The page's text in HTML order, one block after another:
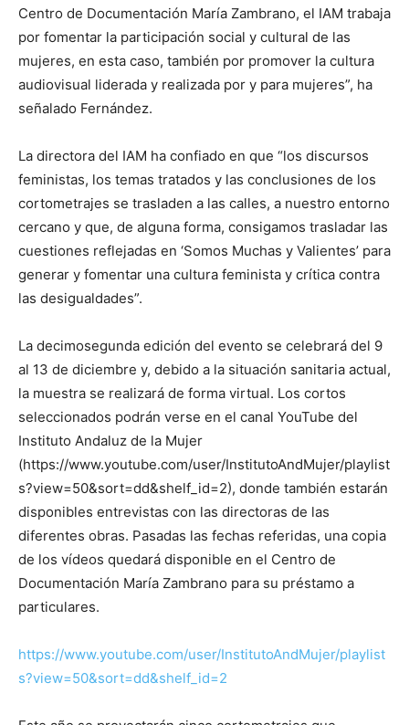
Centro de Documentación María Zambrano, el IAM trabaja
por fomentar la participación social y cultural de las
mujeres, en esta caso, también por promover la cultura
audiovisual liderada y realizada por y para mujeres”, ha
señalado Fernández.
La directora del IAM ha confiado en que “los discursos
feministas, los temas tratados y las conclusiones de los
cortometrajes se trasladen a las calles, a nuestro entorno
cercano y que, de alguna forma, consigamos trasladar las
cuestiones reflejadas en ‘Somos Muchas y Valientes’ para
generar y fomentar una cultura feminista y crítica contra
las desigualdades”.
La decimosegunda edición del evento se celebrará del 9
al 13 de diciembre y, debido a la situación sanitaria actual,
la muestra se realizará de forma virtual. Los cortos
seleccionados podrán verse en el canal YouTube del
Instituto Andaluz de la Mujer
(https://www.youtube.com/user/InstitutoAndMujer/playlist
s?view=50&sort=dd&shelf_id=2), donde también estarán
disponibles entrevistas con las directoras de las
diferentes obras. Pasadas las fechas referidas, una copia
de los vídeos quedará disponible en el Centro de
Documentación María Zambrano para su préstamo a
particulares.
https://www.youtube.com/user/InstitutoAndMujer/playlist
s?view=50&sort=dd&shelf_id=2